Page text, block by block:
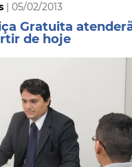
| 05/02/2013
Gratuita
de hoje